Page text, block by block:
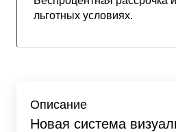
льготных условиях.
Описание
Новая система